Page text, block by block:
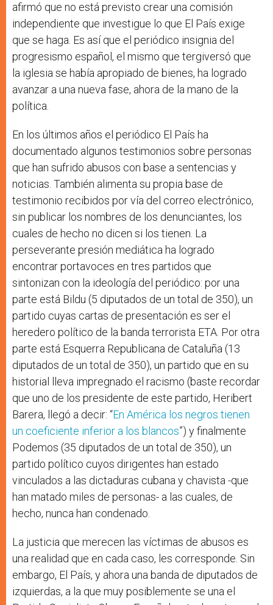
afirmó que no está previsto crear una comisión
independiente que investigue lo que El País exige
que se haga. Es así que el periódico insignia del
progresismo español, el mismo que tergiversó que
la iglesia se había apropiado de bienes, ha logrado
avanzar a una nueva fase, ahora de la mano de la
política.
En los últimos años el periódico El País ha
documentado algunos testimonios sobre personas
que han sufrido abusos con base a sentencias y
noticias. También alimenta su propia base de
testimonio recibidos por vía del correo electrónico,
sin publicar los nombres de los denunciantes, los
cuales de hecho no dicen si los tienen. La
perseverante presión mediática ha logrado
encontrar portavoces en tres partidos que
sintonizan con la ideología del periódico: por una
parte está Bildu (5 diputados de un total de 350), un
partido cuyas cartas de presentación es ser el
heredero político de la banda terrorista ETA. Por otra
parte está Esquerra Republicana de Cataluña (13
diputados de un total de 350), un partido que en su
historial lleva impregnado el racismo (baste recordar
que uno de los presidente de este partido, Heribert
Barera, llegó a decir: “En América los negros tienen
un coeficiente inferior a los blancos”) y finalmente
Podemos (35 diputados de un total de 350), un
partido político cuyos dirigentes han estado
vinculados a las dictaduras cubana y chavista -que
han matado miles de personas- a las cuales, de
hecho, nunca han condenado.
La justicia que merecen las víctimas de abusos es
una realidad que en cada caso, les corresponde. Sin
embargo, El País, y ahora una banda de diputados de
izquierdas, a la que muy posiblemente se una el